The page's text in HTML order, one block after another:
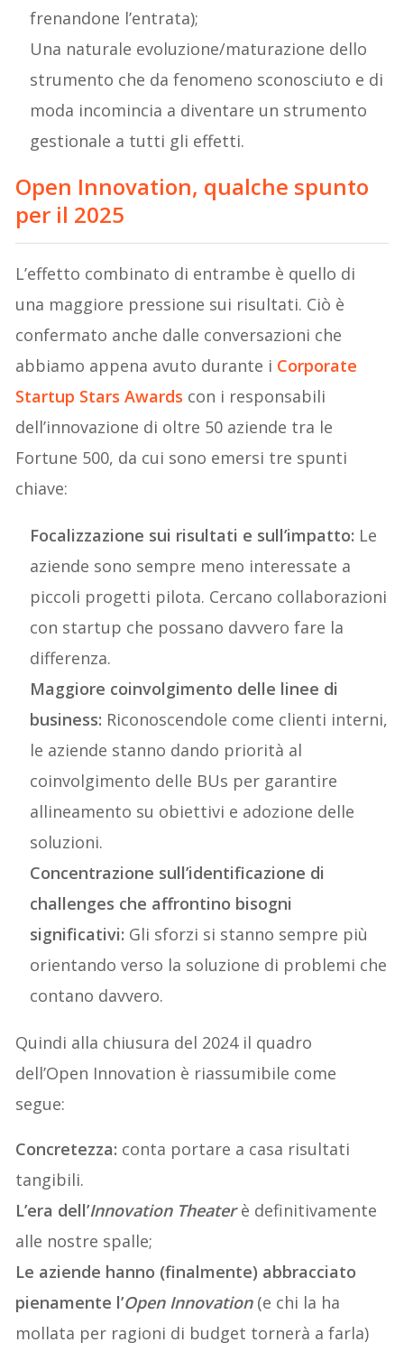
frenandone l’entrata);
Una naturale evoluzione/maturazione dello
strumento che da fenomeno sconosciuto e di
moda incomincia a diventare un strumento
gestionale a tutti gli effetti.
Open Innovation, qualche spunto
per il 2025
L’effetto combinato di entrambe è quello di
una maggiore pressione sui risultati. Ciò è
confermato anche dalle conversazioni che
abbiamo appena avuto durante i Corporate
Startup Stars Awards con i responsabili
dell’innovazione di oltre 50 aziende tra le
Fortune 500, da cui sono emersi tre spunti
chiave:
Focalizzazione sui risultati e sull’impatto: Le
aziende sono sempre meno interessate a
piccoli progetti pilota. Cercano collaborazioni
con startup che possano davvero fare la
differenza.
Maggiore coinvolgimento delle linee di
business: Riconoscendole come clienti interni,
le aziende stanno dando priorità al
coinvolgimento delle BUs per garantire
allineamento su obiettivi e adozione delle
soluzioni.
Concentrazione sull’identificazione di
challenges che affrontino bisogni
significativi: Gli sforzi si stanno sempre più
orientando verso la soluzione di problemi che
contano davvero.
Quindi alla chiusura del 2024 il quadro
dell’Open Innovation è riassumibile come
segue:
Concretezza: conta portare a casa risultati
tangibili.
L’era dell’Innovation Theaterè definitivamente
alle nostre spalle;
Le aziende hanno (finalmente) abbracciato
pienamente l’Open Innovation(e chi la ha
mollata per ragioni di budget tornerà a farla)